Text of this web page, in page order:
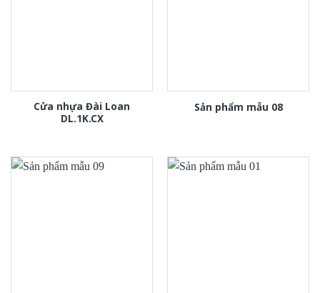
Cửa nhựa Đài Loan
DL.1K.CX
Sản phẩm mẫu 08